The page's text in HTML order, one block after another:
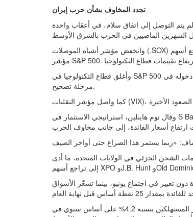
تجدد المخاوف بشأن حرب إيران
يتم التوصل إلى اتفاق سلام، في أعقاب واحدة
وانخفض مؤشر أشباه الموصلات (.SOX) بنسبة 3.6%، مع تراجع أسهم Nvidia وBroadcom، اللتين كانتا من أكبر الضاغطين على
وأغلق قطاع التكنولوجيا في S&P 500 عند مستوى أقل بنحو 11% من أعلى إغلاق قياسي سجله في 2 يونيو، ما يؤكد دخوله في
مرحلة تصحيح.
وقال توم هاينلين، استراتيجي الاستثمار في S Bank Wealth Management: إن المستثمرين يواصلون جني الأرباح في قطاع
الجزئي في الولايات المتحدة، ما أدى
تغيير في اجتماع يونيو، بينما تسعّر الأسواق
وجاءت بيانات سوق العمل الأمريكي أقوى من المتوقع، كما ارتفع التضخم في أسعار المستهلكين بنسبة 4.2% على أساس سنوي في